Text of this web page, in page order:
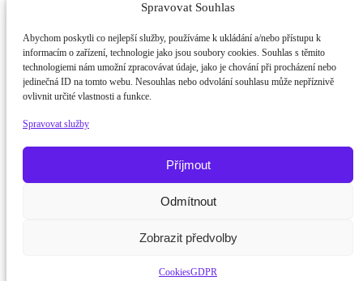
Spravovat Souhlas
Abychom poskytli co nejlepší služby, používáme k ukládání a/nebo přístupu k
informacím o zařízení, technologie jako jsou soubory cookies. Souhlas s těmito
technologiemi nám umožní zpracovávat údaje, jako je chování při procházení nebo
jedinečná ID na tomto webu. Nesouhlas nebo odvolání souhlasu může nepříznivě
ovlivnit určité vlastnosti a funkce.
Spravovat služby
Příjmout
Odmítnout
Zobrazit předvolby
CookiesGDPR
Odběr novinek popup
E-mail
žák / student
Rodič
Potřebujete poradit?